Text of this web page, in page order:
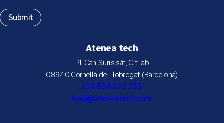
Atenea tech
Pl. Can Suris s/n, Citilab
08940 Cornellà de Llobregat (Barcelona)
+34 634 521 733
hola@ateneatech.com